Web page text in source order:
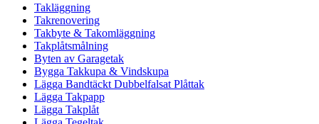
Takläggning
Takrenovering
Takbyte & Takomläggning
Takplåtsmålning
Byten av Garagetak
Bygga Takkupa & Vindskupa
Lägga Bandtäckt Dubbelfalsat Plåttak
Lägga Takpapp
Lägga Takplåt